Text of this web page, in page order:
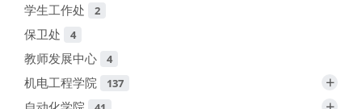
学生工作处 2
保卫处 4
教师发展中心 4
机电工程学院 137 +